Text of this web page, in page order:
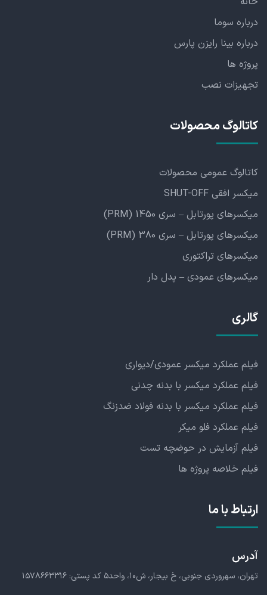
درباره سوما
درباره بینا رایزن پارس
پروژه ها
تجهیزات نصب
کاتالوگ محصولات
کاتالوگ عمومی محصولات
میکسر افقی SHUT-OFF
میکسرهای پورتابل – سری 1450 (PRM)
میکسرهای پورتابل – سری 380 (PRM)
میکسرهای تراکتوری
میکسرهای عمودی – پدل دار
گالری
فیلم عملکرد میکسر عمودی/دیواری
فیلم عملکرد میکسر با بدنه چدنی
فیلم عملکرد میکسر با بدنه فولاد ضدزنگ
فیلم عملکرد فلو میکر
فیلم آزمایش در حوضچه تست
فیلم خلاصه پروژه ها
ارتباط با ما
آدرس
تهران، سهروردی جنوبی، خ بیجار، ش۱۰، واحد۵ کد پستی: ۱۵۷۸۶۶۳۳۱۶